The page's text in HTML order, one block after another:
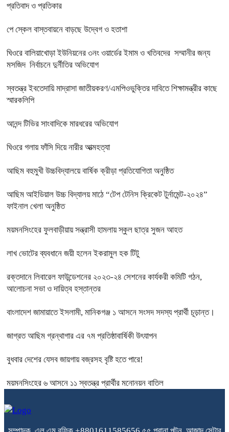
প্রতিবাদ ও প্রতিকার
পে স্কেল বাস্তবায়নে বাড়ছে উদ্বেগ ও হতাশা
ঘিওরে বালিয়াখোড়া ইউনিয়নের ৩নং ওয়ার্ডের ইমাম ও খতিবদের সম্মানীর জন্য
মসজিদ নির্বাচনে দুর্নীতির অভিযোগ
স্বতন্ত্র ইবতেদায়ি মাদ্রাসা জাতীয়করণ/এমপিওভুক্তির দাবিতে শিক্ষামন্ত্রীর কাছে
স্মারকলিপি
আনন্দ টিভির সাংবাদিকে মারধরের অভিযোগ
ঘিওরে গলায় ফাঁসি দিয়ে নারীর আত্মহত্যা
আছিম বহুমুখী উচ্চবিদ্যালয়ে বার্ষিক ক্রীড়া প্রতিযোগিতা অনুষ্ঠিত
আছিম আইডিয়াল উচ্চ বিদ্যালয় মাঠে “টেপ টেনিস ক্রিকেট টুর্নামেন্ট-২০২৪”
ফাইনাল খেলা অনুষ্ঠিত
ময়মনসিংহের ফুলবাড়ীয়ায় সন্ত্রাসী হামলায় স্কুল ছাত্র সুজন আহত
লাখ ভোটের ব্যবধানে জয়ী হলেন ইকরামুল হক টিটু
রক্তদানে লিবারেল ফাউন্ডেশনের ২০২৩-২৪ সেশনের কার্যকরী কমিটি গঠন,
আলোচনা সভা ও দায়িত্ব হস্তান্তর
বাংলাদেশ জামায়াতে ইসলামী, মানিকগঞ্জ ১ আসনে সংসদ সদস্য প্রার্থী চূড়ান্ত।
জাগ্রত আছিম গ্রন্থাগার এর ৭ম প্রতিষ্ঠাবার্ষিকী উৎযাপন
বুধবার দেশের যেসব জায়গায় বজ্রসহ বৃষ্টি হতে পারে!
ময়মনসিংহের ৬ আসনে ১১ স্বতন্ত্র প্রার্থীর মনোনয়ন বাতিল